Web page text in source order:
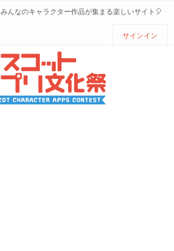
みんなのキャラクター作品が集まる楽しいサイト🎈
サインイン